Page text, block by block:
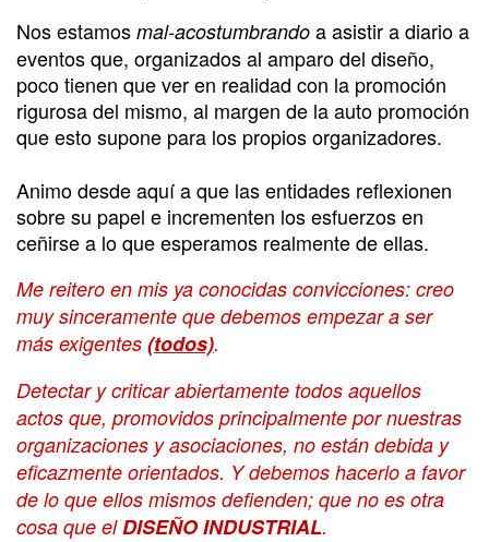
Nos estamos mal-acostumbrando a asistir a diario a
eventos que, organizados al amparo del diseño,
poco tienen que ver en realidad con la promoción
rigurosa del mismo, al margen de la auto promoción
que esto supone para los propios organizadores.
Animo desde aquí a que las entidades reflexionen
sobre su papel e incrementen los esfuerzos en
ceñirse a lo que esperamos realmente de ellas.
Me reitero en mis ya conocidas convicciones: creo
muy sinceramente que debemos empezar a ser
más exigentes (todos).
Detectar y criticar abiertamente todos aquellos
actos que, promovidos principalmente por nuestras
organizaciones y asociaciones, no están debida y
eficazmente orientados. Y debemos hacerlo a favor
de lo que ellos mismos defienden; que no es otra
cosa que elDISEÑO INDUSTRIAL.